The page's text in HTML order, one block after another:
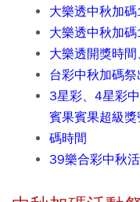
大樂透中秋加
大樂透中秋加
大樂透開獎時
台彩中秋加碼
3星彩、4星彩
賓果賓果超級
碼時間
39樂合彩中秋